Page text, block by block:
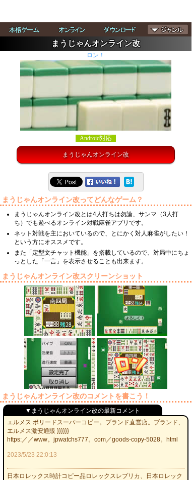
まうじゃんオンライン改
ロン！
Android対応
まうじゃんオンライン改
まうじゃんオンライン改ってどんなゲーム？
まうじゃんオンライン改とは4人打ちは勿論、サンマ（3人打
ち）でも遊べるオンライン対戦麻雀アプリです。
ネット対戦を主においているので、とにかく対人麻雀がしたい！
という方にオススメです。
また「定型文チャット機能」を搭載しているので、対局中にちょ
っとした「一言」を表示させることも出来ます。
まうじゃんオンライン改スクリーンショット
まうじゃんオンライン改のコメントを書こう！
▼まうじゃんオンライン改の最新コメント
エルメス ボリードスーパーコピー。ブランド直営店。ブランド、
エルメス激安通販 }}}}}}
https:／／www。jpwatchs777。com／goods-copy-5028。html
2023/5/23 22:0:13
日本ロレックス時計コピー品ロレックスレプリカ、日本ロレック